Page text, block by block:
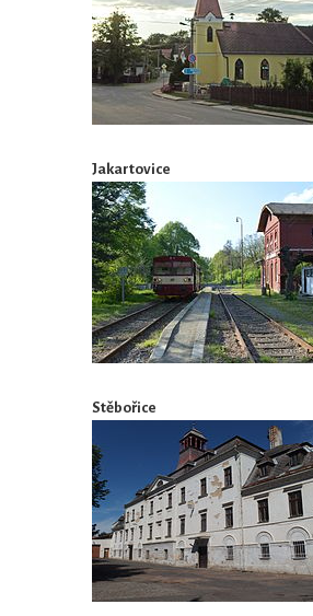
Jakartovice
Stěbořice